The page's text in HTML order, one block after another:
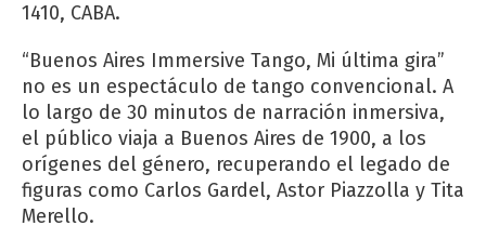
1410, CABA.
“Buenos Aires Immersive Tango, Mi última gira”
no es un espectáculo de tango convencional. A
lo largo de 30 minutos de narración inmersiva,
el público viaja a Buenos Aires de 1900, a los
orígenes del género, recuperando el legado de
figuras como Carlos Gardel, Astor Piazzolla y Tita
Merello.